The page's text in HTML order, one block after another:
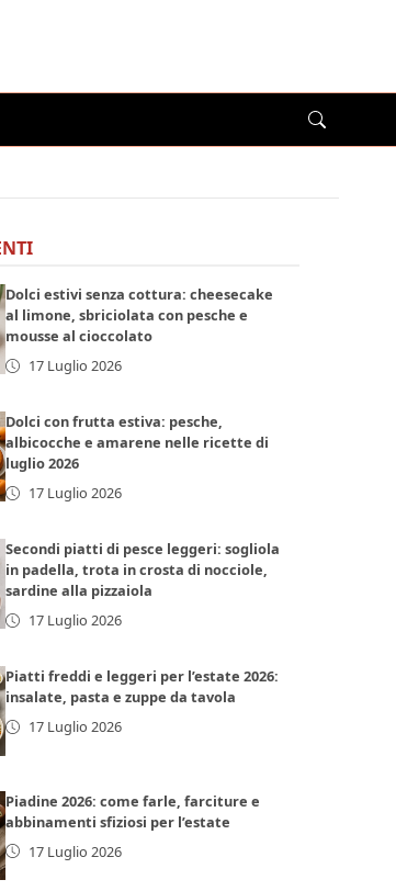
Dolci estivi senza cottura: cheesecake
al limone, sbriciolata con pesche e
mousse al cioccolato
17 Luglio 2026
Dolci con frutta estiva: pesche,
albicocche e amarene nelle ricette di
luglio 2026
17 Luglio 2026
Secondi piatti di pesce leggeri: sogliola
in padella, trota in crosta di nocciole,
sardine alla pizzaiola
17 Luglio 2026
Piatti freddi e leggeri per l’estate 2026:
insalate, pasta e zuppe da tavola
17 Luglio 2026
Piadine 2026: come farle, farciture e
abbinamenti sfiziosi per l’estate
17 Luglio 2026